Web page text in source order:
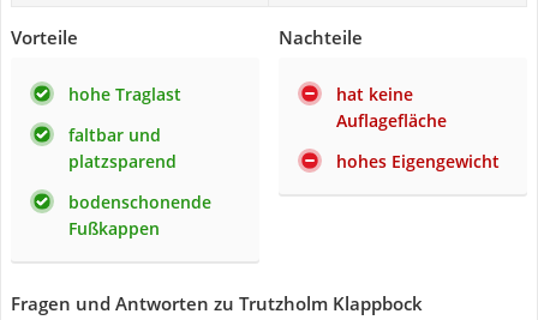
Vorteile
hohe Traglast
faltbar und
platzsparend
bodenschonende
Fußkappen
Nachteile
hat keine
Auflagefläche
hohes Eigengewicht
Fragen und Antworten zu Trutzholm Klappbock